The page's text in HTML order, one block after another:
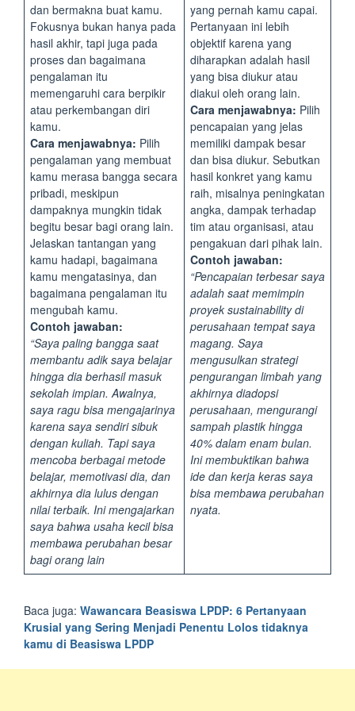
dan bermakna buat kamu.
Fokusnya bukan hanya pada
hasil akhir, tapi juga pada
proses dan bagaimana
pengalaman itu
memengaruhi cara berpikir
atau perkembangan diri
kamu.
Cara menjawabnya: Pilih
pengalaman yang membuat
kamu merasa bangga secara
pribadi, meskipun
dampaknya mungkin tidak
begitu besar bagi orang lain.
Jelaskan tantangan yang
kamu hadapi, bagaimana
kamu mengatasinya, dan
bagaimana pengalaman itu
mengubah kamu.
Contoh jawaban:
“Saya paling bangga saat
membantu adik saya belajar
hingga dia berhasil masuk
sekolah impian. Awalnya,
saya ragu bisa mengajarinya
karena saya sendiri sibuk
dengan kuliah. Tapi saya
mencoba berbagai metode
belajar, memotivasi dia, dan
akhirnya dia lulus dengan
nilai terbaik. Ini mengajarkan
saya bahwa usaha kecil bisa
membawa perubahan besar
bagi orang lain
yang pernah kamu capai.
Pertanyaan ini lebih
objektif karena yang
diharapkan adalah hasil
yang bisa diukur atau
diakui oleh orang lain.
Cara menjawabnya: Pilih
pencapaian yang jelas
memiliki dampak besar
dan bisa diukur. Sebutkan
hasil konkret yang kamu
raih, misalnya peningkatan
angka, dampak terhadap
tim atau organisasi, atau
pengakuan dari pihak lain.
Contoh jawaban:
“Pencapaian terbesar saya
adalah saat memimpin
proyek sustainability di
perusahaan tempat saya
magang. Saya
mengusulkan strategi
pengurangan limbah yang
akhirnya diadopsi
perusahaan, mengurangi
sampah plastik hingga
40% dalam enam bulan.
Ini membuktikan bahwa
ide dan kerja keras saya
bisa membawa perubahan
nyata.
Baca juga: Wawancara Beasiswa LPDP: 6 Pertanyaan
Krusial yang Sering Menjadi Penentu Lolos tidaknya
kamu di Beasiswa LPDP